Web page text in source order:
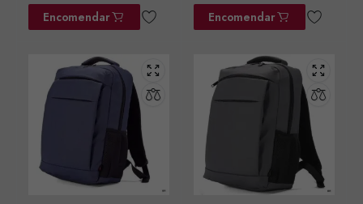
Encomendar Encomendar